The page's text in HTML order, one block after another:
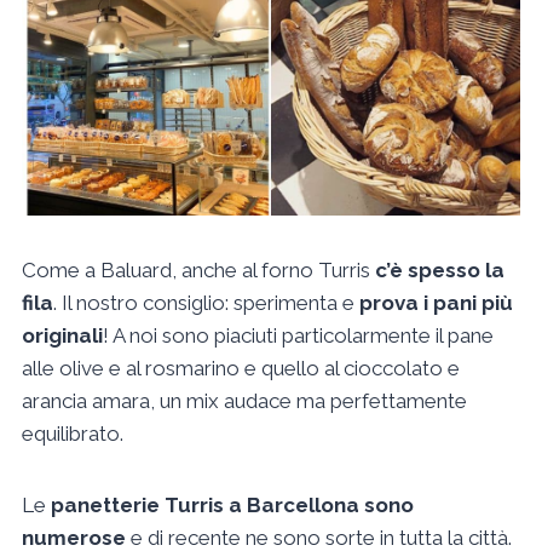
Come a Baluard, anche al forno Turris c’è spesso la
fila. Il nostro consiglio: sperimenta e prova i pani più
originali! A noi sono piaciuti particolarmente il pane
alle olive e al rosmarino e quello al cioccolato e
arancia amara, un mix audace ma perfettamente
equilibrato.
Le panetterie Turris a Barcellona sono
numerose e di recente ne sono sorte in tutta la città.